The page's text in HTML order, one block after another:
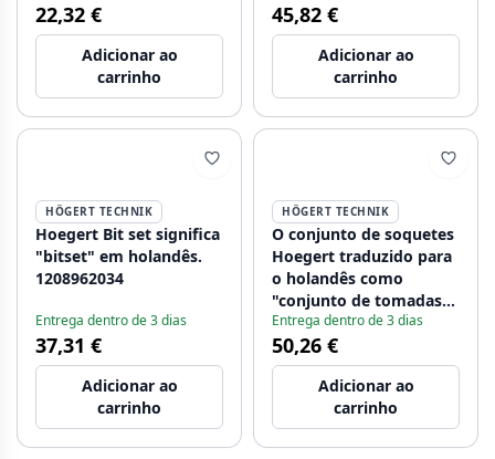
22,32 €
Adicionar ao
carrinho
45,82 €
Adicionar ao
carrinho
HÖGERT TECHNIK
Hoegert Bit set significa
"bitset" em holandês.
1208962034
Entrega dentro de 3 dias
37,31 €
Adicionar ao
carrinho
HÖGERT TECHNIK
O conjunto de soquetes
Hoegert traduzido para
o holandês como
"conjunto de tomadas".
1208962035
Entrega dentro de 3 dias
50,26 €
Adicionar ao
carrinho